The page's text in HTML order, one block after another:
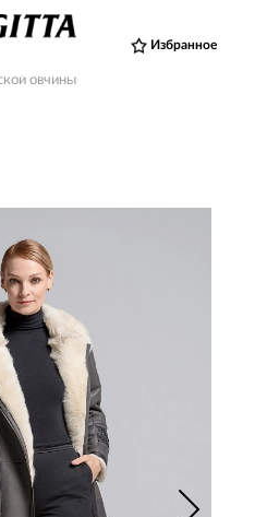
Избранное
овчины